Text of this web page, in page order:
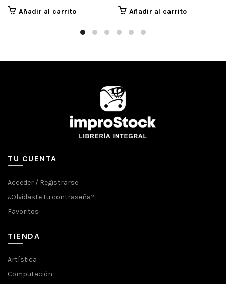
Añadir al carrito Añadir al carrito
TU CUENTA
Acceder / Registrarse
¿Olvidaste tu contraseña?
Favoritos
TIENDA
Artística
Computación